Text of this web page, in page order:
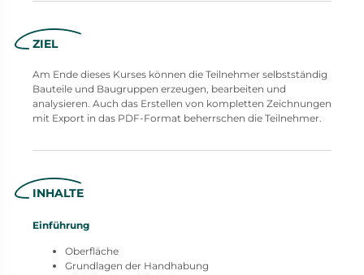
ZIEL
Am Ende dieses Kurses können die Teilnehmer selbstständig
Bauteile und Baugruppen erzeugen, bearbeiten und
analysieren. Auch das Erstellen von kompletten Zeichnungen
mit Export in das PDF-Format beherrschen die Teilnehmer.
INHALTE
Einführung
Oberfläche
Grundlagen der Handhabung